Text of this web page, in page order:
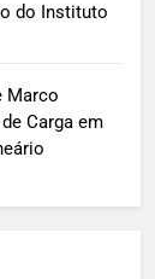
do Instituto
Marco
Carga em